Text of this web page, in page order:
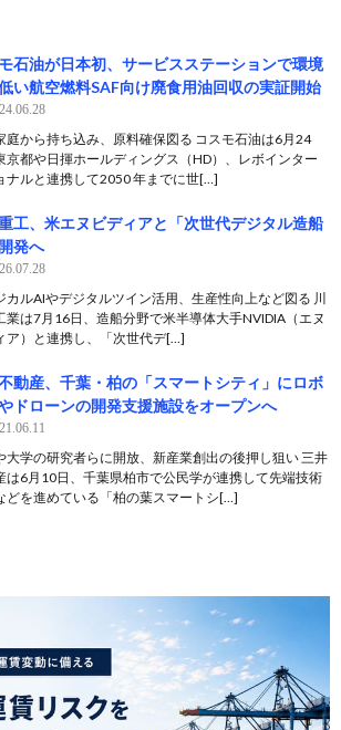
石油が日本初、サービスステーションで環境
い航空燃料SAF向け廃食用油回収の実証開始
庭から持ち込み、原料確保図る コスモ石油は6月24
京都や日揮ホールディングス（HD）、レボインター
ナルと連携して2050 年までに世[…]
工、米エヌビディアと「次世代デジタル造船
発へ
カルAIやデジタルツイン活用、生産性向上など図る 川
業は7月16日、造船分野で米半導体大手NVIDIA（エヌ
ア）と連携し、「次世代デ[…]
動産、千葉・柏の「スマートシティ」にロボ
ドローンの開発支援施設をオープンへ
大学の研究者らに開放、新産業創出の後押し狙い 三井
は6月10日、千葉県柏市で公民学が連携して先端技術
どを進めている「柏の葉スマートシ[…]